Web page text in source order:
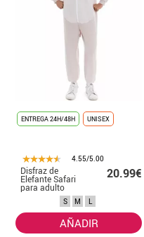
ENTREGA 24H/48H UNISEX
4.55/5.00
Disfraz de
Elefante Safari
para adulto
20.99€
S M L
AÑADIR